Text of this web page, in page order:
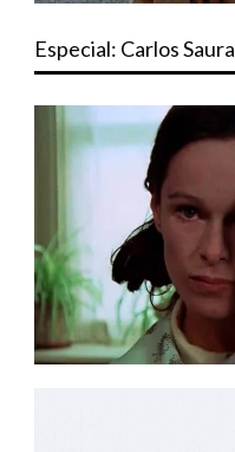
Especial: Carlos Saura